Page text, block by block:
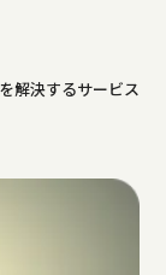
解決するサービス